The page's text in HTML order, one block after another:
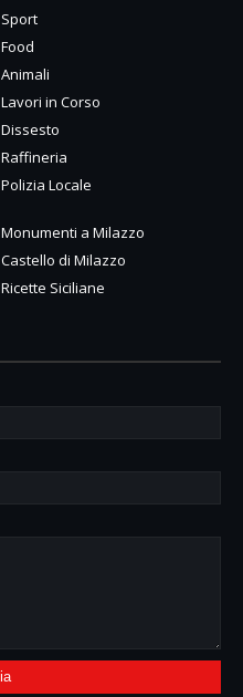
Sport
Food
Animali
Lavori in Corso
Dissesto
Raffineria
Polizia Locale
Monumenti a Milazzo
Castello di Milazzo
Ricette Siciliane